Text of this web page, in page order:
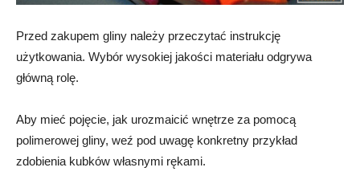
Przed zakupem gliny należy przeczytać instrukcję
użytkowania. Wybór wysokiej jakości materiału odgrywa
główną rolę.
Aby mieć pojęcie, jak urozmaicić wnętrze za pomocą
polimerowej gliny, weź pod uwagę konkretny przykład
zdobienia kubków własnymi rękami.